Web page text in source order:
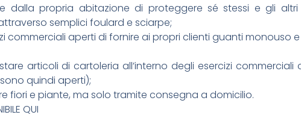
dalla propria abitazione di proteggere sé stessi e gli
semplici foulard e sciarpe;
commerciali aperti di fornire ai propri clienti guanti monouso
articoli di cartoleria all’interno degli esercizi
quindi aperti);
fiori e piante, ma solo tramite consegna a domicilio.
QUI